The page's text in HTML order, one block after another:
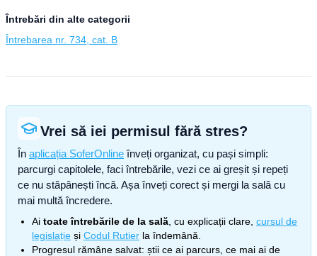
Întrebări din alte categorii
Întrebarea nr. 734, cat. B
Vrei să iei permisul fără stres?
În aplicația SoferOnline înveți organizat, cu pași simpli:
parcurgi capitolele, faci întrebările, vezi ce ai greșit și repeți
ce nu stăpânești încă. Așa înveți corect și mergi la sală cu
mai multă încredere.
Ai toate întrebările de la sală , cu explicații clare, cursul de
legislație și Codul Rutier la îndemână.
Progresul rămâne salvat: știi ce ai parcurs, ce mai ai de